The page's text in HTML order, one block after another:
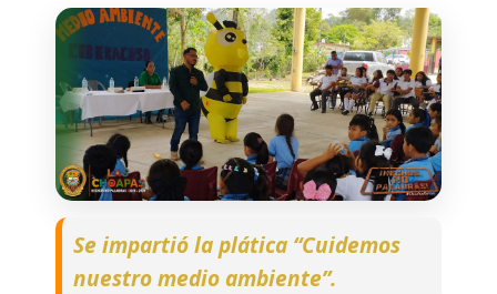
Se impartió la plática “Cuidemos
nuestro medio ambiente”.